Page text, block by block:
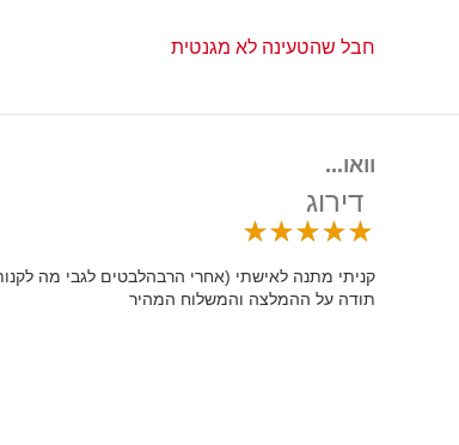
חבל שהטעינה לא מגנטית
וואו...
דירוג
קניתי מתנה לאישתי (אחרי הרבהלבטים לגבי מה
תודה על ההמלצה והמשלוח המהיר